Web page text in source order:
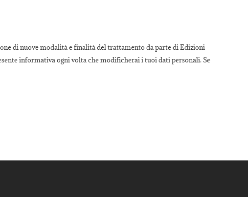
di nuove modalità e finalità del trattamento da parte di Edizioni
informativa ogni volta che modificherai i tuoi dati personali. Se